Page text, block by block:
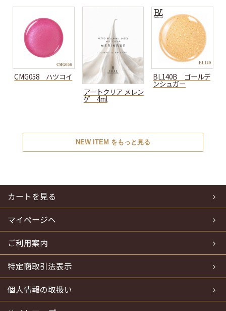
CMG058 ハツコイ
アートクリア メレン
ゲ 4ml
BL140B ゴールデ
ンシュガー
NEW ITEM をもっと見る
カートを見る
マイページへ
ご利用案内
特定商取引法表示
個人情報の取扱い